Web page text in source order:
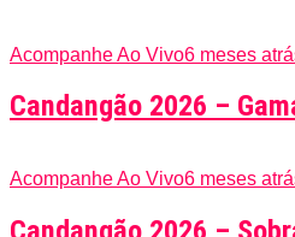
Acompanhe Ao Vivo6 meses
Candangão 2026 –
Acompanhe Ao Vivo6 meses